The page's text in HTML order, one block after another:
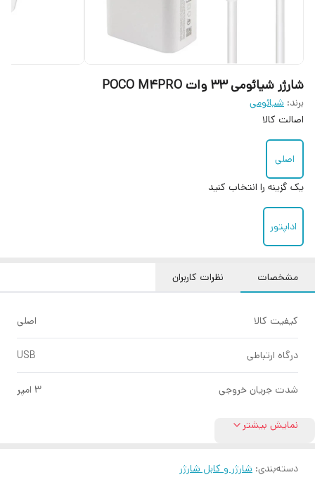
شارژر شیائومی 33 وات POCO M4PRO
برند: شیائومی
اصالت کالا
اصلی
یک گزینه را انتخاب کنید
اداپتور
مشخصات نظرات کاربران
کیفیت کالا اصلی
درگاه ارتباطی USB
شدت جريان خروجی ۳ امپر
نمایش بیشتر
دسته‌بندی: شارژر و کابل شارژر